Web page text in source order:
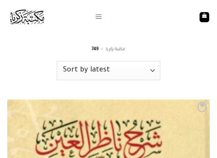
content
مكتبة زكريا »
749